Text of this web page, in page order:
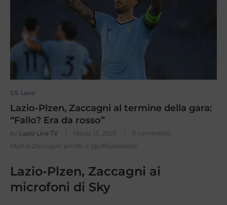
S.S. Lazio
Lazio-Plzen, Zaccagni al termine della gara:
“Fallo? Era da rosso”
by Lazio Live TV Marzo 13, 2025
0 comments
Mattia Zaccagni: profilo X @officialsslazio
Lazio-Plzen, Zaccagni ai
microfoni di Sky